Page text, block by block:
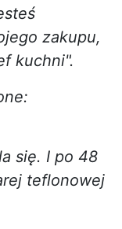
zakupu,
kuchni".
się. I po 48
teflonowej